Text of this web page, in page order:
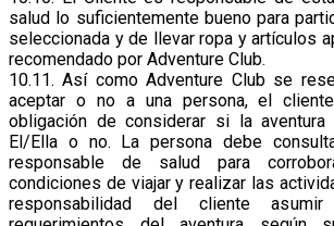
salud lo suficientemente bueno para
seleccionada y de llevar ropa y artículos
recomendado por Adventure Club.
10.11. Así como Adventure Club se
aceptar o no a una persona, el
obligación de considerar si la aventura
El/Ella o no. La persona debe
responsable de salud para
condiciones de viajar y realizar las
responsabilidad del cliente